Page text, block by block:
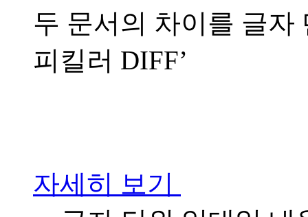
두 문서의 차이를 글자
피킬러 DIFF’
자세히 보기